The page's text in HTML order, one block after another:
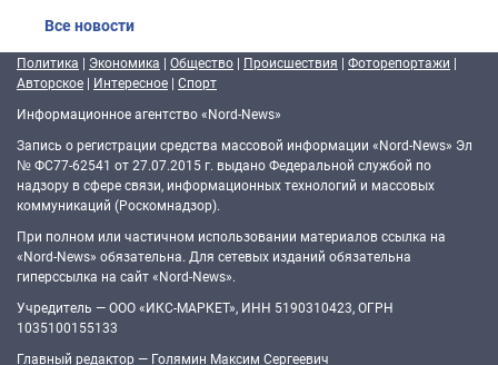
Все новости
Политика | Экономика | Общество | Происшествия | Фоторепортажи |
Авторское | Интересное | Спорт
Информационное агентство «Nord-News»
Запись о регистрации средства массовой информации «Nord-News» Эл
№ ФС77-62541 от 27.07.2015 г. выдано Федеральной службой по
надзору в сфере связи, информационных технологий и массовых
коммуникаций (Роскомнадзор).
При полном или частичном использовании материалов ссылка на
«Nord-News» обязательна. Для сетевых изданий обязательна
гиперссылка на сайт «Nord-News».
Учредитель — ООО «ИКС-МАРКЕТ», ИНН 5190310423, ОГРН
1035100155133
Главный редактор — Голямин Максим Сергеевич